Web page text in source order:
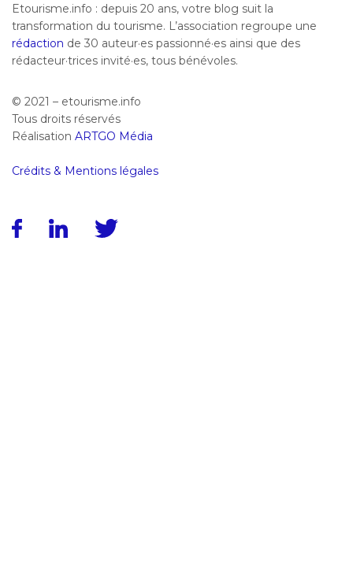
Etourisme.info : depuis 20 ans, votre blog suit la
transformation du tourisme. L’association regroupe une
rédaction de 30 auteur·es passionné·es ainsi que des
rédacteur·trices invité·es, tous bénévoles.
© 2021 – etourisme.info
Tous droits réservés
Réalisation ARTGO Média
Crédits & Mentions légales